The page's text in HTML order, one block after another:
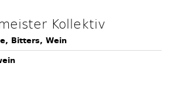
Kollektiv
Bitters, Wein